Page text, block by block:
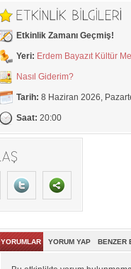
Etkinlik Zamanı Geçmiş!
Yeri: Erdem Bayazıt Kültür
Nasıl Giderim?
Tarih: 8 Haziran 2026,
Saat: 20:00
YORUMLAR YORUM YAP BENZER